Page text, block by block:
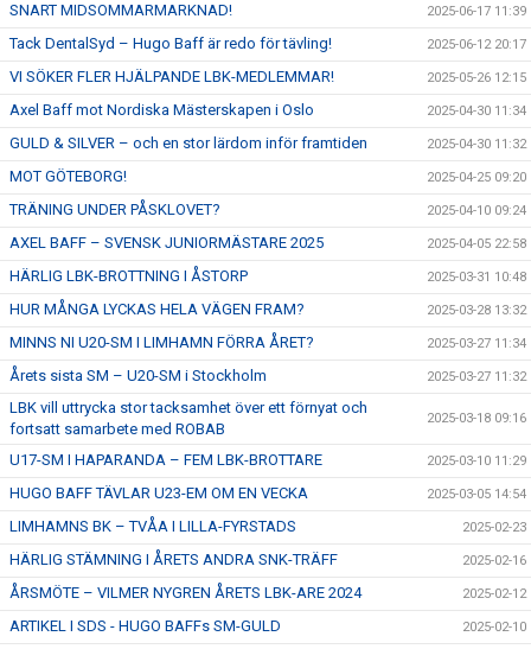
SNART MIDSOMMARMARKNAD! 2025-06-17 11:39
Tack DentalSyd – Hugo Baff är redo för tävling! 2025-06-12 20:17
VI SÖKER FLER HJÄLPANDE LBK-MEDLEMMAR! 2025-05-26 12:15
Axel Baff mot Nordiska Mästerskapen i Oslo 2025-04-30 11:34
GULD & SILVER – och en stor lärdom inför framtiden 2025-04-30 11:32
MOT GÖTEBORG! 2025-04-25 09:20
TRÄNING UNDER PÅSKLOVET? 2025-04-10 09:24
AXEL BAFF – SVENSK JUNIORMÄSTARE 2025 2025-04-05 22:58
HÄRLIG LBK-BROTTNING I ÅSTORP 2025-03-31 10:48
HUR MÅNGA LYCKAS HELA VÄGEN FRAM? 2025-03-28 13:32
MINNS NI U20-SM I LIMHAMN FÖRRA ÅRET? 2025-03-27 11:34
Årets sista SM – U20-SM i Stockholm 2025-03-27 11:32
LBK vill uttrycka stor tacksamhet över ett förnyat och
fortsatt samarbete med ROBAB
2025-03-18 09:16
U17-SM I HAPARANDA – FEM LBK-BROTTARE 2025-03-10 11:29
HUGO BAFF TÄVLAR U23-EM OM EN VECKA 2025-03-05 14:54
LIMHAMNS BK – TVÅA I LILLA-FYRSTADS 2025-02-23
HÄRLIG STÄMNING I ÅRETS ANDRA SNK-TRÄFF 2025-02-16
ÅRSMÖTE – VILMER NYGREN ÅRETS LBK-ARE 2024 2025-02-12
ARTIKEL I SDS - HUGO BAFFs SM-GULD 2025-02-10